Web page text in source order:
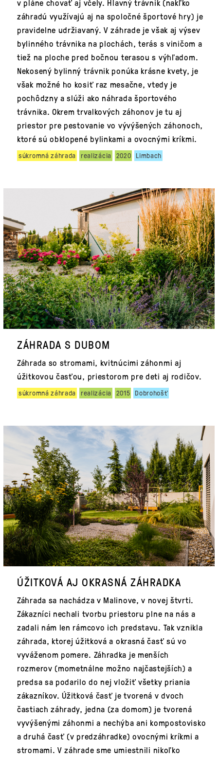
v pláne chovať aj včely. Hlavný trávnik (nakľko
záhradú využívajú aj na spoločné športové hry) je
pravidelne udržiavaný. V záhrade je však aj výsev
bylinného trávnika na plochách, terás s viničom a
tiež na ploche pred bočnou terasou s výhľadom.
Nekosený bylinný trávnik ponúka krásne kvety, je
však možné ho kosiť raz mesačne, vtedy je
pochôdzny a slúži ako náhrada športového
trávnika. Okrem trvalkových záhonov je tu aj
priestor pre pestovanie vo vývýšených záhonoch,
ktoré sú obklopené bylinkami a ovocnými kríkmi.
súkromná záhrada realizácia 2020 Limbach
ZÁHRADA S DUBOM
Záhrada so stromami, kvitnúcimi záhonmi aj
úžitkovou časťou, priestorom pre deti aj rodičov.
súkromná záhrada realizácia 2015 Dobrohošť
ÚŽITKOVÁ AJ OKRASNÁ ZÁHRADKA
Záhrada sa nachádza v Malinove, v novej štvrti.
Zákazníci nechali tvorbu priestoru plne na nás a
zadali nám len rámcovo ich predstavu. Tak vznikla
záhrada, ktorej úžitková a okrasná časť sú vo
vyváženom pomere. Záhradka je menších
rozmerov (mometnálne možno najčastejších) a
predsa sa podarilo do nej vložiť všetky priania
zákazníkov. Úžitková časť je tvorená v dvoch
častiach záhrady, jedna (za domom) je tvorená
vyvýšenými záhonmi a nechýba ani kompostovisko
a druhá časť (v predzáhradke) ovocnými kríkmi a
stromami. V záhrade sme umiestnili nikoľko